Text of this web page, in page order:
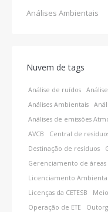
Análises Ambientais
Nuvem de tags
Análise de ruídos
Análises Ambientais
Análises de emissões
AVCB
Central de
Destinação de resíduos
Gerenciamento de
Licenciamento Ambiental
Licenças da CETESB
Operação de ETE